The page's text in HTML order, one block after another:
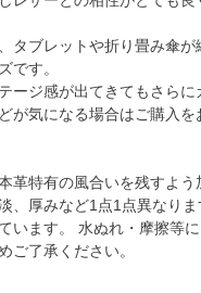
タブレットや折り畳み傘が
です。
ージ感が出てきてもさらに
が気になる場合はご購入を
革特有の風合いを残すよう
、厚みなど1点1点異なり
います。 水ぬれ・摩擦等
ご了承ください。